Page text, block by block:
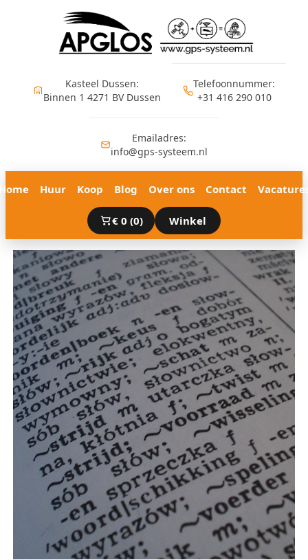
Kasteel Dussen:
Binnen 1 4271 BV Dussen
Telefoonnummer:
+31 416 290 010
Emailadres:
info@gps-systeem.nl
Huur Koop Blog Over ons Contact
€0 (0) Winkel